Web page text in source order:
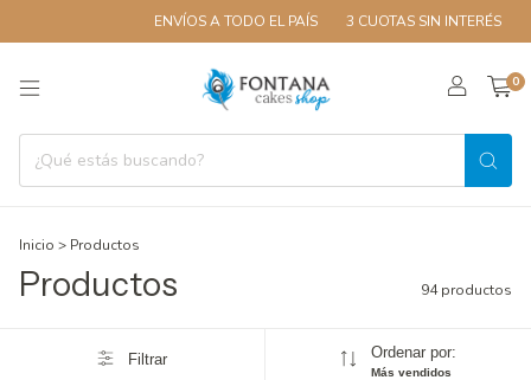
ENVÍOS A TODO EL PAÍS 3 CUOTAS SIN INTERÉS 10% OFF
0
Inicio > Productos
Productos 94 productos
Filtrar Ordenar por:
Más vendidos